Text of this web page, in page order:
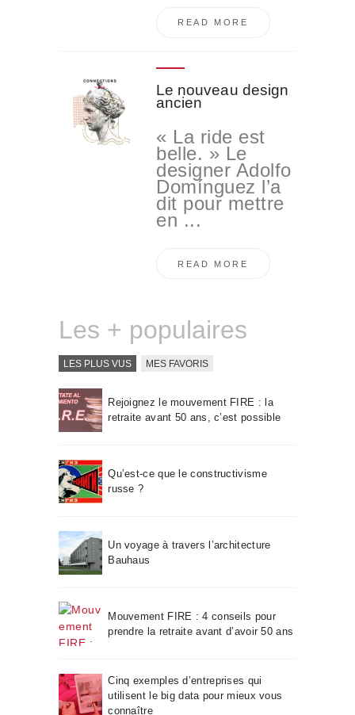
READ MORE
Le nouveau design
ancien
« La ride est
belle. » Le
designer Adolfo
Domínguez l’a
dit pour mettre
en ...
READ MORE
Les + populaires
LES PLUS VUS MES FAVORIS
Rejoignez le mouvement FIRE : la
retraite avant 50 ans, c’est possible
Qu’est-ce que le constructivisme
russe ?
Un voyage à travers l’architecture
Bauhaus
Mouvement FIRE : 4 conseils pour
prendre la retraite avant d’avoir 50 ans
Cinq exemples d’entreprises qui
utilisent le big data pour mieux vous
connaître